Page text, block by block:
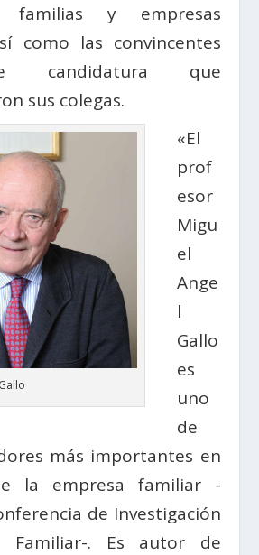
familias y empresas
como las convincentes
candidatura que
sus colegas.
«El
prof
esor
Migu
el
Ange
l
Gallo
es
uno
de
más importantes en
la empresa familiar -
de Investigación
Familiar-. Es autor de